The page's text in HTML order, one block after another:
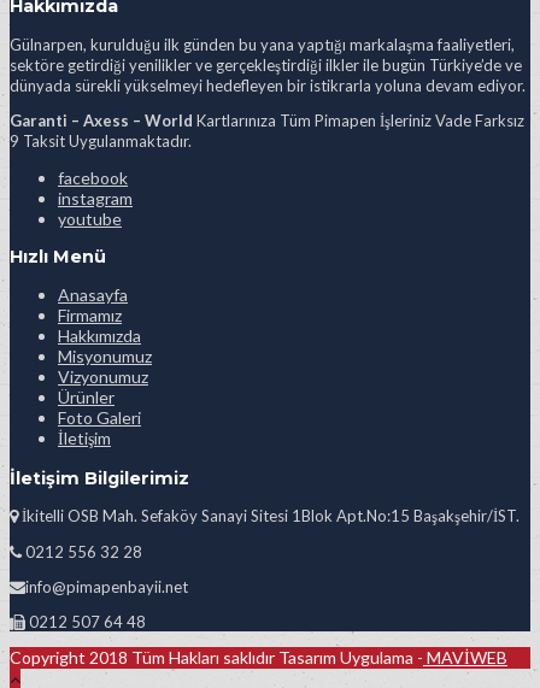
Hakkımızda
Gülnarpen, kurulduğu ilk günden bu yana yaptığı markalaşma faaliyetleri,
sektöre getirdiği yenilikler ve gerçekleştirdiği ilkler ile bugün Türkiye’de ve
dünyada sürekli yükselmeyi hedefleyen bir istikrarla yoluna devam ediyor.
Garanti – Axess – World Kartlarınıza Tüm Pimapen İşleriniz Vade Farksız
9 Taksit Uygulanmaktadır.
facebook
instagram
youtube
Hızlı Menü
Anasayfa
Firmamız
Hakkımızda
Misyonumuz
Vizyonumuz
Ürünler
Foto Galeri
İletişim
İletişim Bilgilerimiz
İkitelli OSB Mah. Sefaköy Sanayi Sitesi 1Blok Apt.No:15 Başakşehir/İST.
0212 556 32 28
info@pimapenbayii.net
0212 507 64 48
Copyright 2018 Tüm Hakları saklıdır Tasarım Uygulama - MAVİWEB